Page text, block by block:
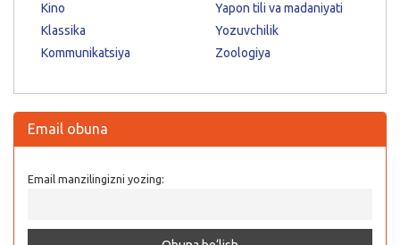
Kino
Klassika
Kommunikatsiya
Yapon tili va madaniyati
Yozuvchilik
Zoologiya
Email obuna
Email manzilingizni yozing: